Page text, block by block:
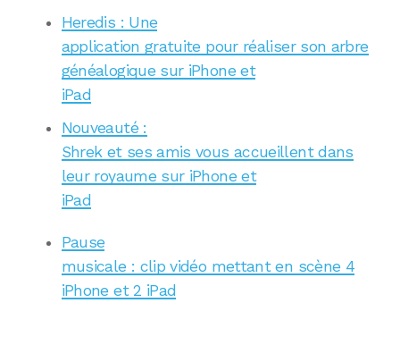
Heredis : Une
application gratuite pour réaliser son arbre
généalogique sur iPhone et
iPad
Nouveauté :
Shrek et ses amis vous accueillent dans
leur royaume sur iPhone et
iPad
Pause
musicale : clip vidéo mettant en scène 4
iPhone et 2 iPad